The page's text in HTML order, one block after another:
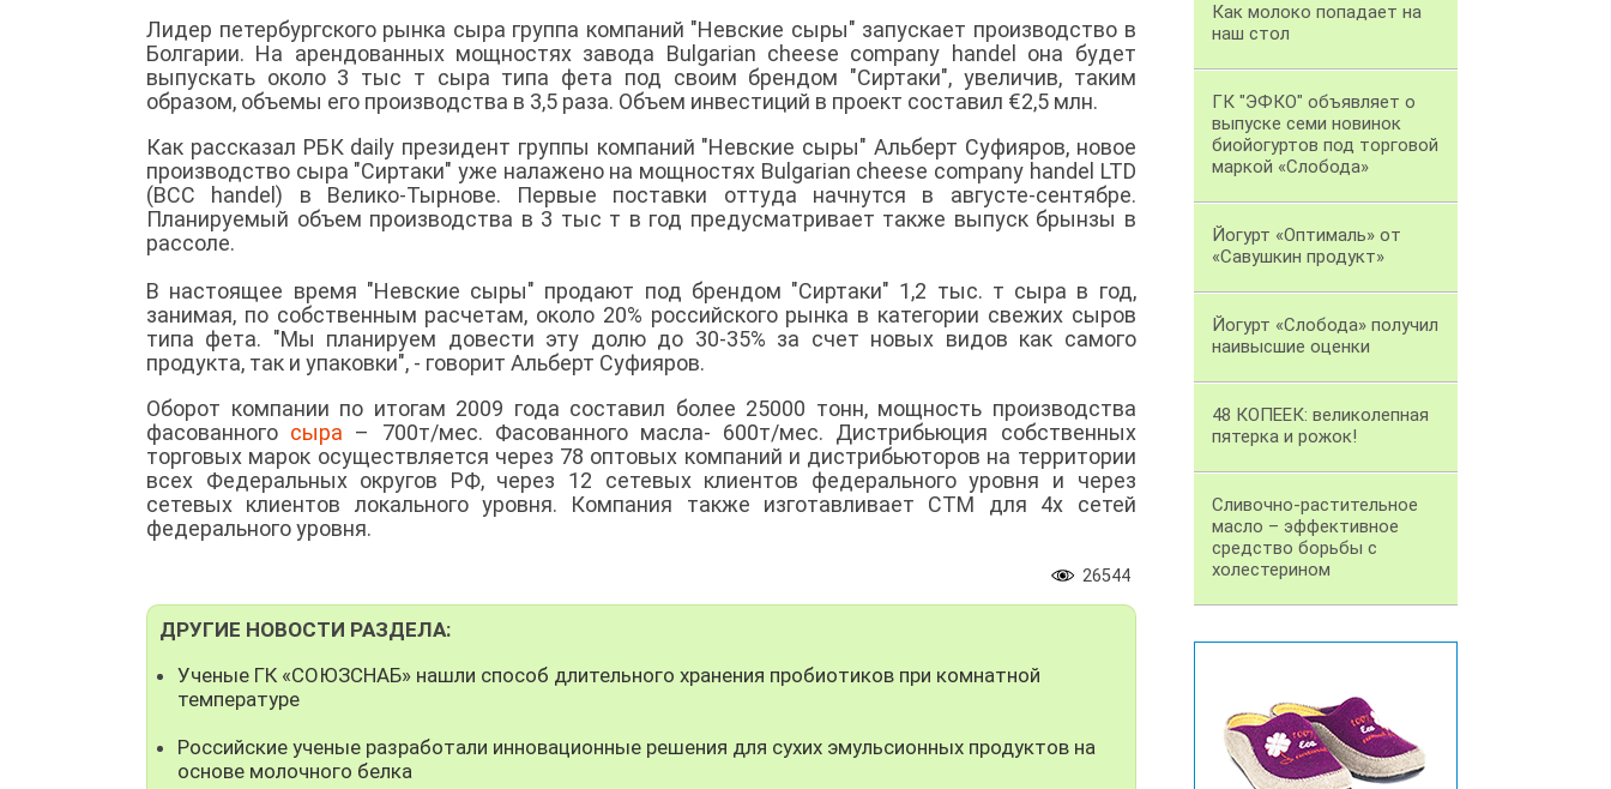
Лидер петербургского рынка сыра группа компаний "Невские сыры" запускает производство в
Болгарии. На арендованных мощностях завода Bulgarian cheese company handel она будет
выпускать около 3 тыс т сыра типа фета под своим брендом "Сиртаки", увеличив, таким
образом, объемы его производства в 3,5 раза. Объем инвестиций в проект составил €2,5 млн.
Как рассказал РБК daily президент группы компаний "Невские сыры" Альберт Суфияров, новое
производство сыра "Сиртаки" уже налажено на мощностях Bulgarian cheese company handel LTD
(ВСС handel) в Велико-Тырнове. Первые поставки оттуда начнутся в августе-сентябре.
Планируемый объем производства в 3 тыс т в год предусматривает также выпуск брынзы в
рассоле.
В настоящее время "Невские сыры" продают под брендом "Сиртаки" 1,2 тыс. т сыра в год,
занимая, по собственным расчетам, около 20% российского рынка в категории свежих сыров
типа фета. "Мы планируем довести эту долю до 30-35% за счет новых видов как самого
продукта, так и упаковки", - говорит Альберт Суфияров.
Оборот компании по итогам 2009 года составил более 25000 тонн, мощность производства
фасованного сыра – 700т/мес. Фасованного масла- 600т/мес. Дистрибьюция собственных
торговых марок осуществляется через 78 оптовых компаний и дистрибьюторов на территории
всех Федеральных округов РФ, через 12 сетевых клиентов федерального уровня и через
сетевых клиентов локального уровня. Компания также изготавливает СТМ для 4х сетей
федерального уровня.
26544
ДРУГИЕ НОВОСТИ РАЗДЕЛА:
Ученые ГК «СОЮЗСНАБ» нашли способ длительного хранения пробиотиков при комнатной
температуре
Российские ученые разработали инновационные решения для сухих эмульсионных продуктов на
основе молочного белка
Как молоко попадает на
наш стол
ГК "ЭФКО" объявляет о
выпуске семи новинок
биойогуртов под торговой
маркой «Слобода»
Йогурт «Оптималь» от
«Савушкин продукт»
Йогурт «Слобода» получил
наивысшие оценки
48 КОПЕЕК: великолепная
пятерка и рожок!
Сливочно-растительное
масло – эффективное
средство борьбы с
холестерином